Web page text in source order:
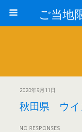
ご当地
2020年9月11日
秋田県 ウイ
NO RESPONSES